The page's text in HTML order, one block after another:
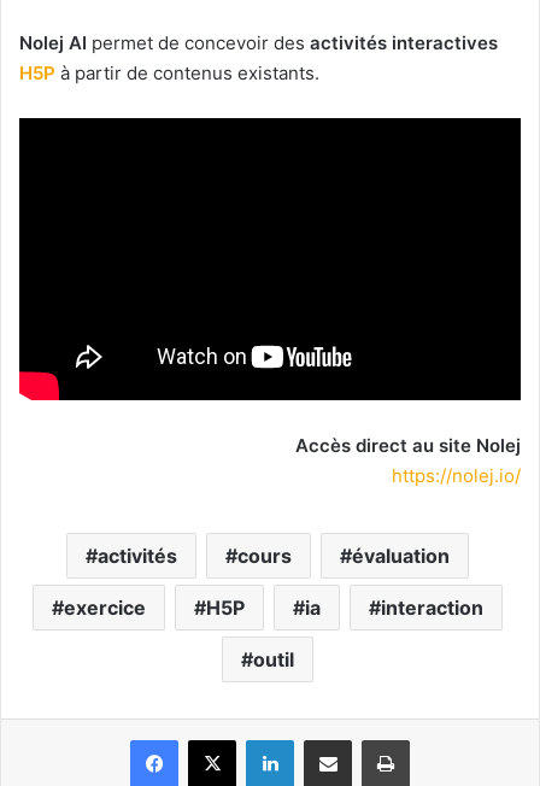
Nolej AI permet de concevoir des activités interactives
H5P à partir de contenus existants.
Accès direct au site Nolej
https://nolej.io/
activités cours évaluation
exercice H5P ia interaction
outil
Facebook
X LinkedinPartager par email Imprimer